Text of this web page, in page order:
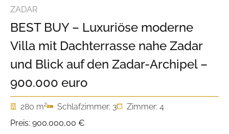
ZADAR
BEST BUY – Luxuriöse moderne
Villa mit Dachterrasse nahe Zadar
und Blick auf den Zadar-Archipel –
900.000 euro
280 m2 Schlafzimmer: 3
Zimmer: 4
Preis: 900.000,00 €